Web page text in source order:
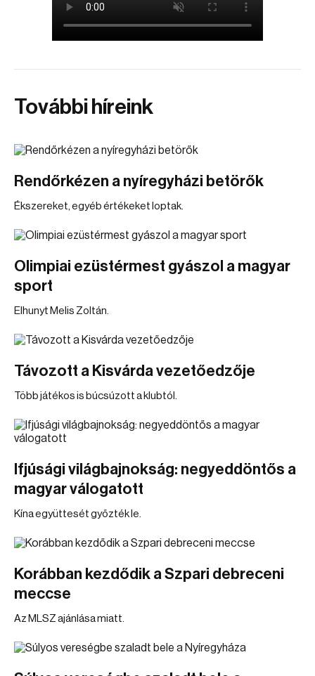
További híreink
Rendőrkézen a nyíregyházi betörők
Ékszereket, egyéb értékeket loptak.
Olimpiai ezüstérmest gyászol a magyar
sport
Elhunyt Melis Zoltán.
Távozott a Kisvárda vezetőedzője
Több játékos is búcsúzott a klubtól.
Ifjúsági világbajnokság: negyeddöntős a
magyar válogatott
Kína együttesét győzték le.
Korábban kezdődik a Szpari debreceni
meccse
Az MLSZ ajánlása miatt.